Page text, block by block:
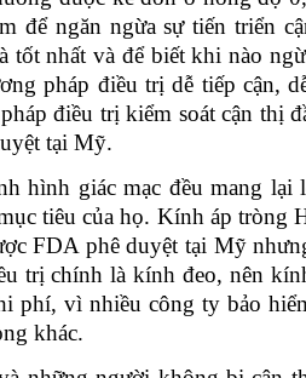
để ngăn ngừa sự tiến triển
tốt nhất và để biết khi nào
pháp điều trị dễ tiếp cận,
điều trị kiểm soát cận thị
tại Mỹ.
hình giác mạc đều mang
tiêu của họ. Kính áp tròng
FDA phê duyệt tại Mỹ
trị chính là kính đeo, nên
phí, vì nhiều công ty bảo
khác.